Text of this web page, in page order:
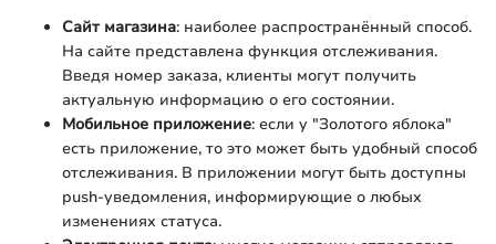
Сайт магазина: наиболее распространённый способ.
На сайте представлена функция отслеживания.
Введя номер заказа, клиенты могут получить
актуальную информацию о его состоянии.
Мобильное приложение: если у "Золотого яблока"
есть приложение, то это может быть удобный способ
отслеживания. В приложении могут быть доступны
push-уведомления, информирующие о любых
изменениях статуса.